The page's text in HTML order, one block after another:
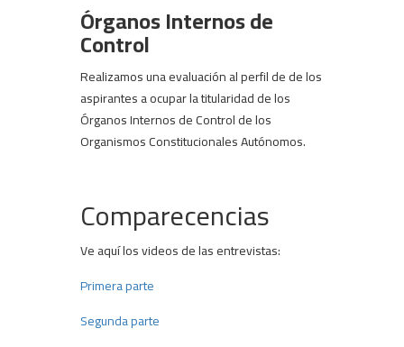
Órganos Internos de
Control
Realizamos una evaluación al perfil de de los
aspirantes a ocupar la titularidad de los
Órganos Internos de Control de los
Organismos Constitucionales Autónomos.
Comparecencias
Ve aquí los videos de las entrevistas:
Primera parte
Segunda parte